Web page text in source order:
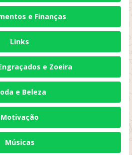
e Finanças
Links
e Zoeira
e Beleza
Motivação
Músicas